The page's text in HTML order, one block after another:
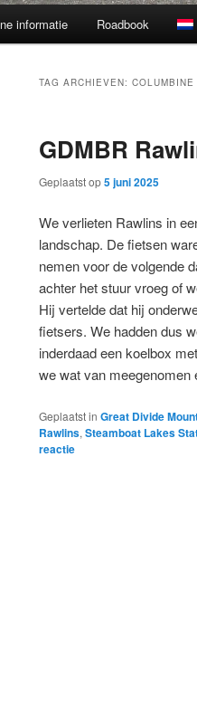
informatie Roadbook
TAG ARCHIEVEN: COLUMBINE
GDMBR
Geplaatst op5 juni 2025
We verlieten Rawlins in
landschap. De fietsen
nemen voor de volgende
achter het stuur vroeg of
Hij vertelde dat hij
fietsers. We hadden dus
inderdaad een koelbox
we wat van meegenomen
Geplaatst in Great Divide
Rawlins, Steamboat Lakes
reactie